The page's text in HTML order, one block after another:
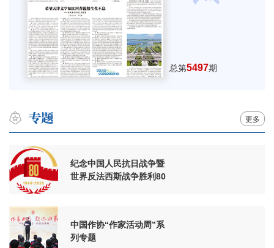
总第5497期
更多
纪念中国人民抗日战争暨
世界反法西斯战争胜利80
中国作协“作家活动周”系
列专题